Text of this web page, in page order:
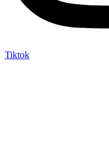
Tiktok